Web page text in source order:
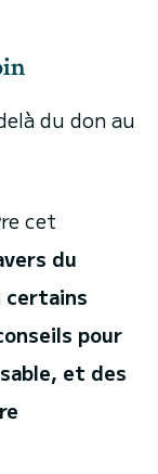
du don au
cet
du
certains
pour
et des